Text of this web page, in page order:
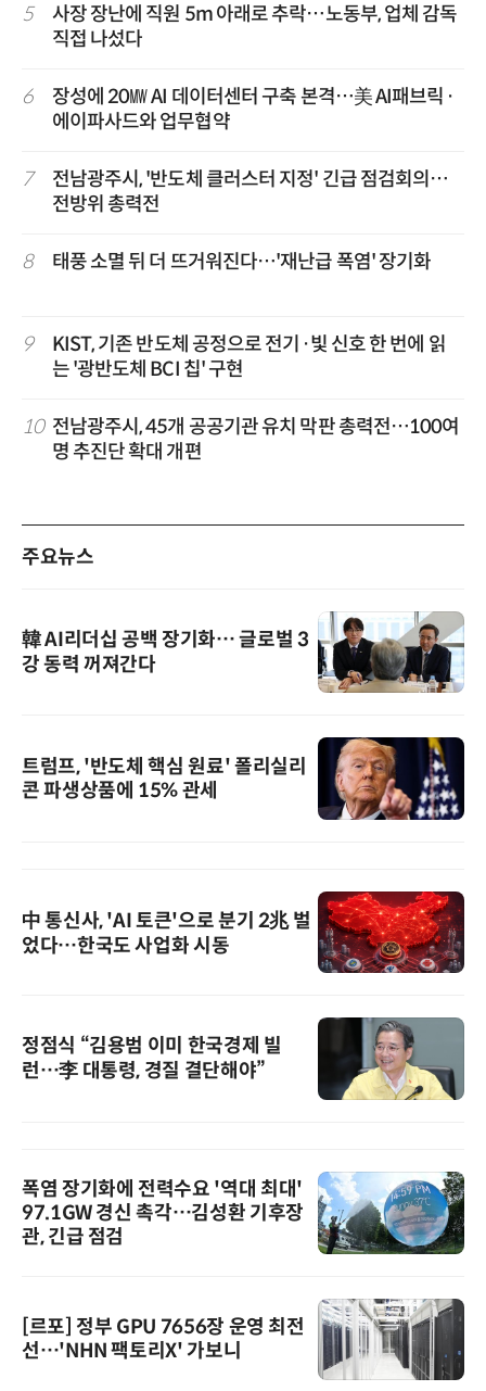
5
사장 장난에 직원 5m 아래로 추락…노동부, 업체 감독
직접 나섰다
6
장성에 20㎿ AI 데이터센터 구축 본격…美 AI패브릭·
에이파사드와 업무협약
7
전남광주시, '반도체 클러스터 지정' 긴급 점검회의…
전방위 총력전
8 태풍 소멸 뒤 더 뜨거워진다…'재난급 폭염' 장기화
9
KIST, 기존 반도체 공정으로 전기·빛 신호 한 번에 읽
는 '광반도체 BCI 칩' 구현
10 전남광주시, 45개 공공기관 유치 막판 총력전…100여
명 추진단 확대 개편
주요뉴스
韓 AI리더십 공백 장기화… 글로벌 3
강 동력 꺼져간다
트럼프, '반도체 핵심 원료' 폴리실리
콘 파생상품에 15% 관세
中 통신사, 'AI 토큰'으로 분기 2兆 벌
었다…한국도 사업화 시동
정점식 “김용범 이미 한국경제 빌
런…李 대통령, 경질 결단해야”
폭염 장기화에 전력수요 '역대 최대'
97.1GW 경신 촉각…김성환 기후장
관, 긴급 점검
[르포] 정부 GPU 7656장 운영 최전
선…'NHN 팩토리X' 가보니